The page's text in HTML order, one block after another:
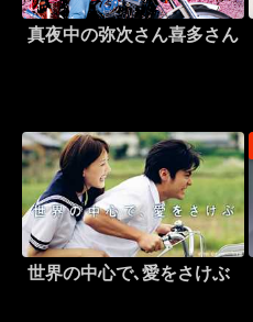
真夜中の弥次さん喜多さん
世界の中心で､愛をさけぶ